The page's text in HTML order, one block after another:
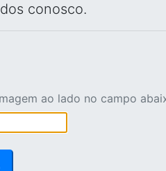
conosco.
ao lado no campo